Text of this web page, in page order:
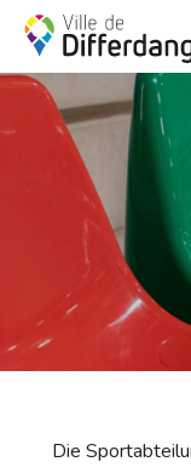
Die